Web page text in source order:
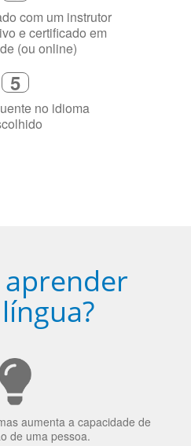
(ou online)
5
no idioma
aumenta a capacidade de
de uma pessoa.